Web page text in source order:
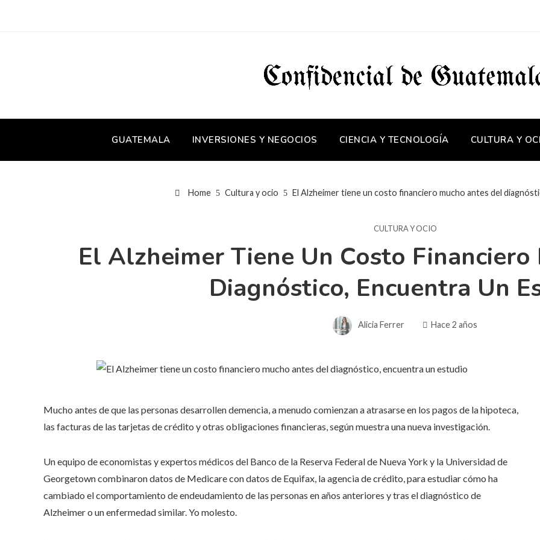
GUATEMALA INVERSIONES Y NEGOCIOS CIENCIA Y TECNOLOGÍA CULTURA Y
Home Cultura y ocio El Alzheimer tiene un costo financiero mucho antes del
CULTURA Y OCIO
El Alzheimer Tiene Un Costo
Diagnóstico, Encuentra Un
Alicia Ferrer Hace 2 años
Mucho antes de que las personas desarrollen demencia, a menudo comienzan a atrasarse en los pagos de la hipoteca,
las facturas de las tarjetas de crédito y otras obligaciones financieras, según muestra una nueva investigación.
Un equipo de economistas y expertos médicos del Banco de la Reserva Federal de Nueva York y la Universidad de
Georgetown combinaron datos de Medicare con datos de Equifax, la agencia de crédito, para estudiar cómo ha
cambiado el comportamiento de endeudamiento de las personas en años anteriores y tras el diagnóstico de
Alzheimer o un enfermedad similar. Yo molesto.